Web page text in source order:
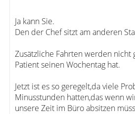
Ja kann Sie.
Den der Chef sitzt am anderen
Zusätzliche Fahrten werden nicht
Patient seinen Wochentag hat.
Jetzt ist es so geregelt,da viele
Minusstunden hatten,das wenn
unsere Zeit im Büro absitzen